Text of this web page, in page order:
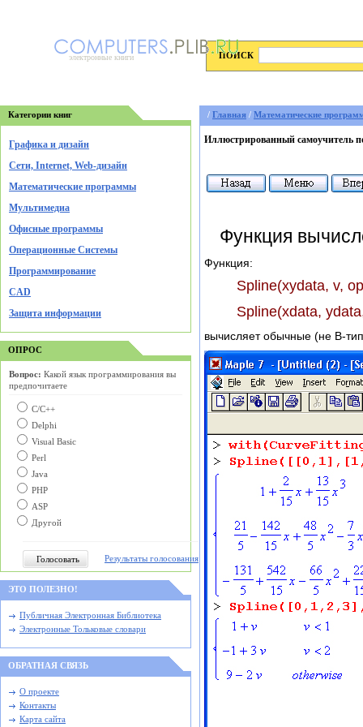
электронные книги ПОИСК
Категории книг
Графика и дизайн
Cети, Internet, Web-дизайн
Математические программы
Мультимедиа
Офисные программы
Операционные Системы
Программирование
CAD
Защита информации
ОПРОС
Вопрос: Какой язык программирования вы
предпочитаете
С/C++
Delphi
Visual Basic
Perl
Java
PHP
ASP
Другой
Результаты голосования
ЭТО ПОЛЕЗНО!
Публичная Электронная Библиотека
Электронные Тольковые словари
ОБРАТНАЯ СВЯЗЬ
О проекте
Контакты
Карта сайта
/ Главная / Математические
Иллюстрированный самоучитель
Функция
Функция:
Spline(xydata, v,
Spline(xdata,
вычисляет обычные (не В-